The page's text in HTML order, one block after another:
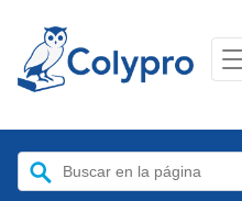
Buscar: